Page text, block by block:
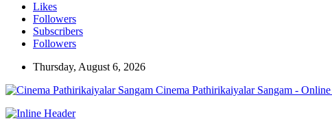
Likes
Followers
Subscribers
Followers
Thursday, August 6, 2026
Cinema Pathirikaiyalar Sangam -